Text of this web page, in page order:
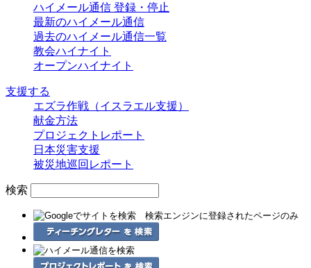
ハイメール通信 登録・停止
最新のハイメール通信
過去のハイメール通信一覧
教会ハイナイト
オープンハイナイト
支援する
エズラ作戦（イスラエル支援）
献金方法
プロジェクトレポート
日本災害支援
被災地巡回レポート
検索